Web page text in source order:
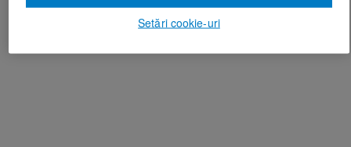
Setări cookie-uri